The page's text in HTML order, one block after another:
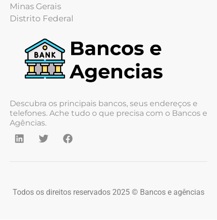
Minas Gerais
Distrito Federal
Descubra os principais bancos, seus endereços e
telefones. Ache tudo o que precisa com o Bancos e
Agências.
Todos os direitos reservados 2025 © Bancos e agências